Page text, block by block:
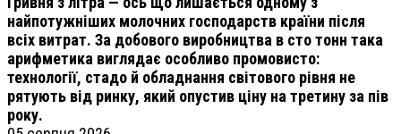
найпотужніших молочних господарств країни після
всіх витрат. За добового виробництва в сто тонн така
арифметика виглядає особливо промовисто:
технології, стадо й обладнання світового рівня не
рятують від ринку, який опустив ціну на третину за пів
року.